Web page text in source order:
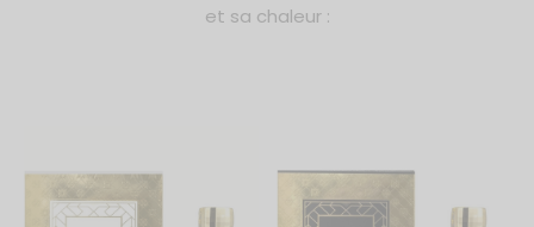
et sa chaleur :
Edition